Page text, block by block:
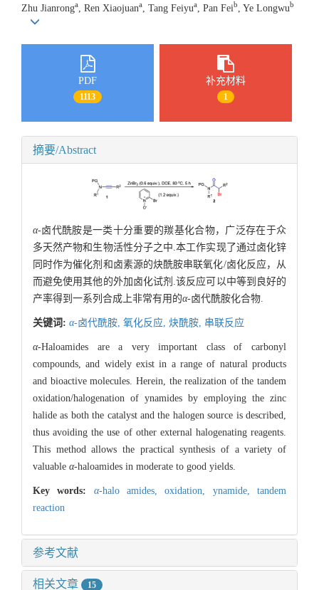
Zhu Jianronga , Ren Xiaojuana , Tang Feiyua , Pan Feib , Ye Longwub
PDF
1113
补充材料
1
摘要/Abstract
α-卤代酰胺是一类十分重要的羰基化合物，广泛存在于众
多天然产物和生物活性分子之中.本工作实现了通过卤化锌
同时作为催化剂和卤素源的炔酰胺串联氧化/卤化反应，从
而避免使用其他的外加卤化试剂.该反应可以中等到良好的
产率得到一系列合成上非常有用的α-卤代酰胺化合物.
关键词: α-卤代酰胺, 氧化反应, 炔酰胺, 串联反应
α-Haloamides are a very important class of carbonyl
compounds, and widely exist in a range of natural products
and bioactive molecules. Herein, the realization of the tandem
oxidation/halogenation of ynamides by employing the zinc
halide as both the catalyst and the halogen source is described,
thus avoiding the use of other external halogenating reagents.
This method allows the practical synthesis of a variety of
valuable α-haloamides in moderate to good yields.
Key words: α-halo amides,oxidation, ynamide,tandem
reaction
参考文献
相关文章 15